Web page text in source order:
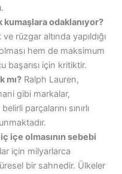
kumaşlara odaklanıyor?
rüzgar altında yapıldığı
hem de maksimum
başarısı için kritiktir.
mı? Ralph Lauren,
gibi markalar,
parçalarını sınırlı
içe olmasının sebebi
için milyarlarca
bir sahnedir. Ülkeler